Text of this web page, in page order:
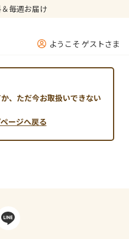
毎週お届け
ようこそ ゲストさま
、ただ今お取扱いできない
ージへ戻る